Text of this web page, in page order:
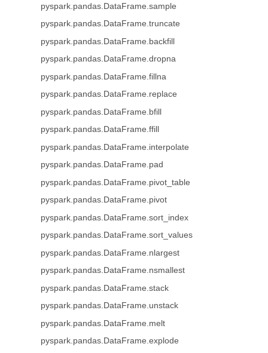
pyspark.pandas.DataFrame.sample
pyspark.pandas.DataFrame.truncate
pyspark.pandas.DataFrame.backfill
pyspark.pandas.DataFrame.dropna
pyspark.pandas.DataFrame.fillna
pyspark.pandas.DataFrame.replace
pyspark.pandas.DataFrame.bfill
pyspark.pandas.DataFrame.ffill
pyspark.pandas.DataFrame.interpolate
pyspark.pandas.DataFrame.pad
pyspark.pandas.DataFrame.pivot_table
pyspark.pandas.DataFrame.pivot
pyspark.pandas.DataFrame.sort_index
pyspark.pandas.DataFrame.sort_values
pyspark.pandas.DataFrame.nlargest
pyspark.pandas.DataFrame.nsmallest
pyspark.pandas.DataFrame.stack
pyspark.pandas.DataFrame.unstack
pyspark.pandas.DataFrame.melt
pyspark.pandas.DataFrame.explode